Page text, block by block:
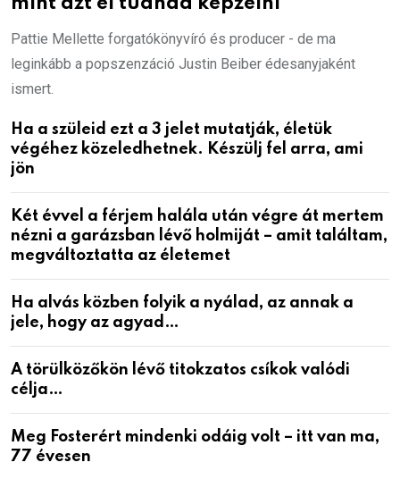
Pattie Mellette forgatókönyvíró és producer - de ma
leginkább a popszenzáció Justin Beiber édesanyjaként
ismert.
Ha a szüleid ezt a 3 jelet mutatják, életük
végéhez közeledhetnek. Készülj fel arra, ami
jön
Két évvel a férjem halála után végre át mertem
nézni a garázsban lévő holmiját – amit találtam,
megváltoztatta az életemet
Ha alvás közben folyik a nyálad, az annak a
jele, hogy az agyad…
A törülközőkön lévő titokzatos csíkok valódi
célja…
Meg Fosterért mindenki odáig volt – itt van ma,
77 évesen